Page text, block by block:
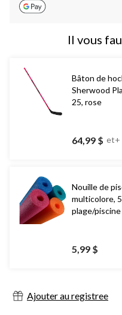
Il vous
Bâton de
Sherwood
25, rose
64,99 $ et+
Nouille de
multicolore,
plage/piscine
5,99 $
Ajouter au registree